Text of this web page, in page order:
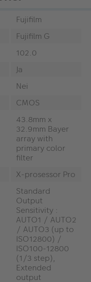
Fujifilm
Fujifilm G
102.0
Ja
Nei
CMOS
43.8mm x
32.9mm Bayer
array with
primary color
filter
X-prosessor Pro
Standard
Output
Sensitivity :
AUTO1 / AUTO2
/ AUTO3 (up to
ISO12800) /
ISO100-12800
(1/3 step),
Extended
output